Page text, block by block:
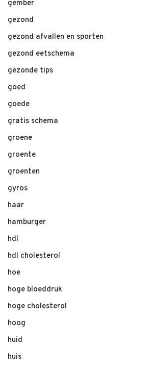
gember
gezond
gezond afvallen en sporten
gezond eetschema
gezonde tips
goed
goede
gratis schema
groene
groente
groenten
gyros
haar
hamburger
hdl
hdl cholesterol
hoe
hoge bloeddruk
hoge cholesterol
hoog
huid
huis